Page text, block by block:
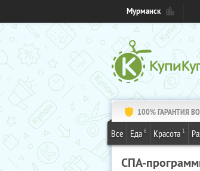
Мурманск
100% ГАРАНТИЯ
Все Еда 6 Красота 1
СПА-